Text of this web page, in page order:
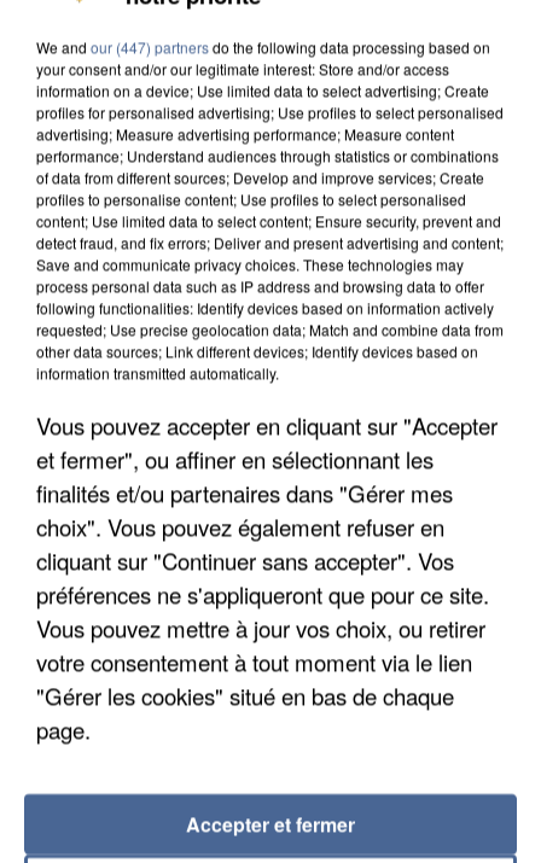
UNE TOURISTE DE L’OISE EMPORTÉE PAR UNE
COULÉE DE BOUE EN HAUTE-SAVOIE
We and our (447) partnersdo the following data processing based on
your consent and/or our legitimate interest: Store and/or access
information on a device; Use limited data to select advertising; Create
profiles for personalised advertising; Use profiles to select personalised
advertising; Measure advertising performance; Measure content
performance; Understand audiences through statistics or combinations
of data from different sources; Develop and improve services; Create
profiles to personalise content; Use profiles to select personalised
content; Use limited data to select content; Ensure security, prevent and
detect fraud, and fix errors; Deliver and present advertising and content;
Save and communicate privacy choices. These technologies may
process personal data such as IP address and browsing data to offer
following functionalities: Identify devices based on information actively
requested; Use precise geolocation data; Match and combine data from
other data sources; Link different devices; Identify devices based on
information transmitted automatically.
Vous pouvez accepter en cliquant sur "Accepter
et fermer", ou affiner en sélectionnant les
finalités et/ou partenaires dans "Gérer mes
choix". Vous pouvez également refuser en
cliquant sur "Continuer sans accepter". Vos
préférences ne s'appliqueront que pour ce site.
Vous pouvez mettre à jour vos choix, ou retirer
votre consentement à tout moment via le lien
"Gérer les cookies" situé en bas de chaque
page.
Accepter et fermer